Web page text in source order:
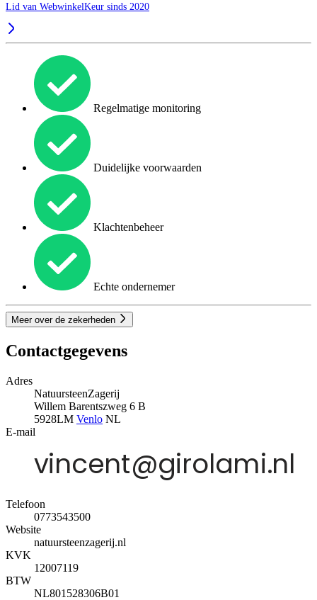
Lid van WebwinkelKeur sinds 2020
Regelmatige monitoring
Duidelijke voorwaarden
Klachtenbeheer
Echte ondernemer
Meer over de zekerheden
Contactgegevens
Adres
NatuursteenZagerij
Willem Barentszweg 6 B
5928LM Venlo NL
E-mail
Telefoon
0773543500
Website
natuursteenzagerij.nl
KVK
12007119
BTW
NL801528306B01